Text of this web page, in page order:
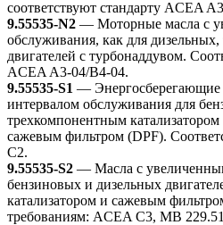
соответствуют стандарту ACEA
9.55535-N2 — Моторные масла с
обслуживания, как для
двигателей с турбонаддувом.
ACEA A3-04/B4-04.
9.55535-S1 — Энергосберегающие
интервалом обслуживания для
трехкомпонентным
сажевым фильтром (DPF).
C2.
9.55535-S2 — Масла с
бензиновых и дизельных
катализатором и сажевым
требованиям: ACEA C3, MB